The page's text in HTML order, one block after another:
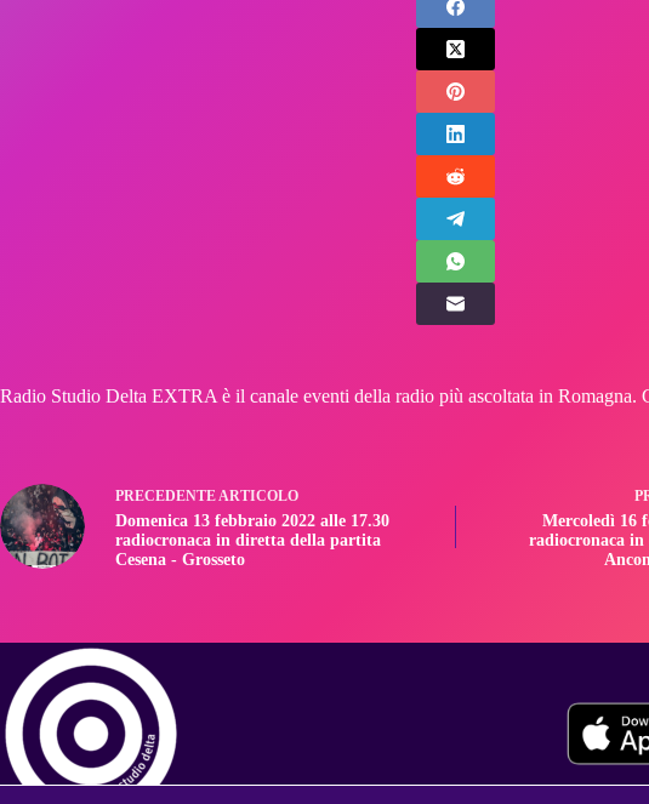
Radio Studio Delta EXTRA è il canale eventi della radio più ascoltata in
PRECEDENTE ARTICOLO
Domenica 13 febbraio 2022 alle 17.30
radiocronaca in diretta della partita
Cesena - Grosseto
Mercoledì 16
radiocronaca